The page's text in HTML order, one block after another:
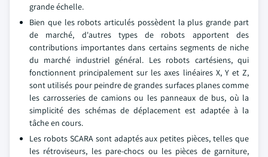
grande échelle.
Bien que les robots articulés possèdent la plus grande part
de marché, d'autres types de robots apportent des
contributions importantes dans certains segments de niche
du marché industriel général. Les robots cartésiens, qui
fonctionnent principalement sur les axes linéaires X, Y et Z,
sont utilisés pour peindre de grandes surfaces planes comme
les carrosseries de camions ou les panneaux de bus, où la
simplicité des schémas de déplacement est adaptée à la
tâche en cours.
Les robots SCARA sont adaptés aux petites pièces, telles que
les rétroviseurs, les pare-chocs ou les pièces de garniture,